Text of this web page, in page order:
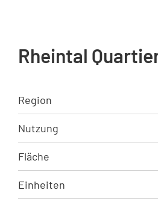
Rheintal
Region
Nutzung
Fläche
Einheiten